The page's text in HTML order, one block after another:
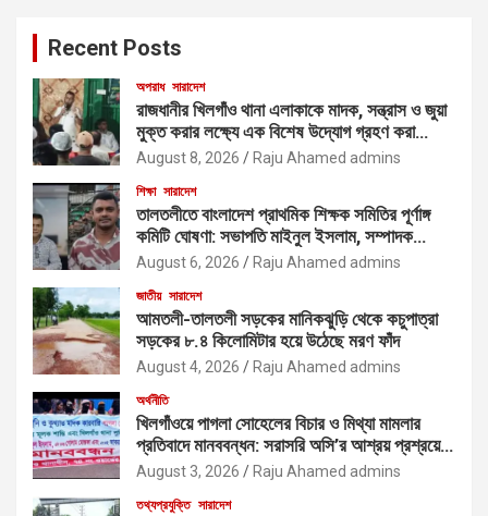
Recent Posts
অপরাধ সারাদেশ
রাজধানীর খিলগাঁও থানা এলাকাকে মাদক, সন্ত্রাস ও জুয়া
মুক্ত করার লক্ষ্যে এক বিশেষ উদ্যোগ গ্রহণ করা
হয়েছে
August 8, 2026 Raju Ahamed admins
শিক্ষা সারাদেশ
তালতলীতে বাংলাদেশ প্রাথমিক শিক্ষক সমিতির পূর্ণাঙ্গ
কমিটি ঘোষণা: সভাপতি মাইনুল ইসলাম, সম্পাদক
ফয়সাল আহমেদ
August 6, 2026 Raju Ahamed admins
জাতীয় সারাদেশ
আমতলী-তালতলী সড়কের মানিকঝুড়ি থেকে কচুপাত্রা
সড়কের ৮.৪ কিলোমিটার হয়ে উঠেছে মরণ ফাঁদ
August 4, 2026 Raju Ahamed admins
অর্থনীতি
খিলগাঁওয়ে পাগলা সোহেলের বিচার ও মিথ্যা মামলার
প্রতিবাদে মানববন্ধন: সরাসরি অসি’র আশ্রয় প্রশ্রয়ে
মাদক কারবারিদের দাপটের অভিযোগ
August 3, 2026 Raju Ahamed admins
তথ্যপ্রযুক্তি সারাদেশ